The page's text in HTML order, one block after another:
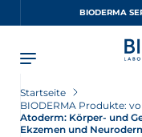
BIODERMA
Startseite
BIODERMA Produkte:
Atoderm: Körper- und
Ekzemen und